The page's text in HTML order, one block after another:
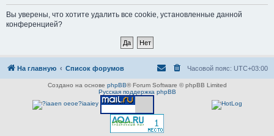
Вы уверены, что хотите удалить все cookie, установленные данной
конференцией?
На главную Список форумов Часовой пояс: UTC+03:00
Создано на основе phpBB® Forum Software © phpBB Limited
Русская поддержка phpBB